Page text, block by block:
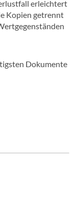
erleichtert
Kopien getrennt
Dokumente